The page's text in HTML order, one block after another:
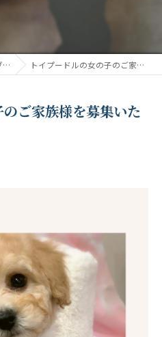
トイプードルの女の子のご家族様を募集いたします！
のご家族様を募集いた